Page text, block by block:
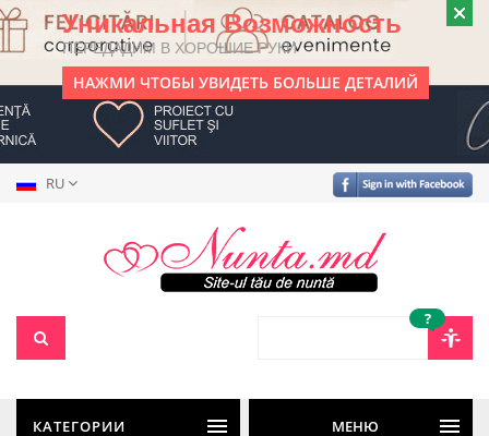
Уникальная Возможность
ПЕРЕДАДИМ В ХОРОШИЕ РУКИ
НАЖМИ ЧТОБЫ УВИДЕТЬ БОЛЬШЕ ДЕТАЛИЙ
RU
?
КАТЕГОРИИ МЕНЮ